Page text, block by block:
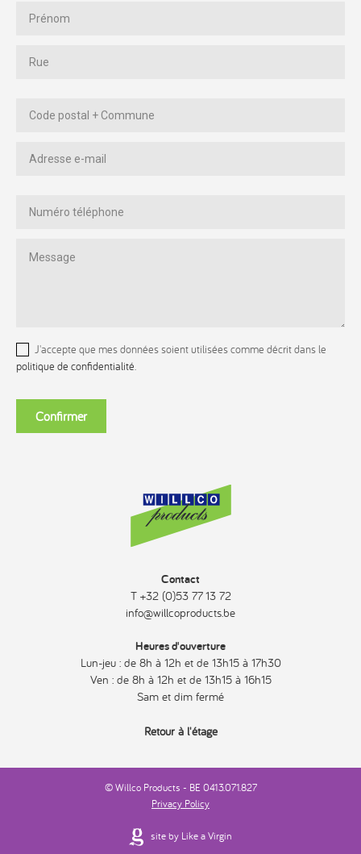
J'accepte que mes données soient utilisées comme décrit dans le
politique de confidentialité.
Confirmer
Contact
T +32 (0)53 77 13 72
info@willcoproducts.be
Heures d'ouverture
Lun-jeu : de 8h à 12h et de 13h15 à 17h30
Ven : de 8h à 12h et de 13h15 à 16h15
Sam et dim fermé
Retour à l'étage
© Willco Products - BE 0413.071.827
Privacy Policy
site by Like a Virgin